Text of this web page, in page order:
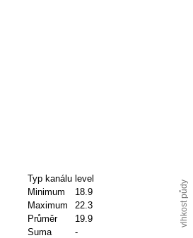
Typ kanálu level
Minimum
18.9
Maximum
22.3
Průměr
19.9
Suma
-
vlhkost půdy